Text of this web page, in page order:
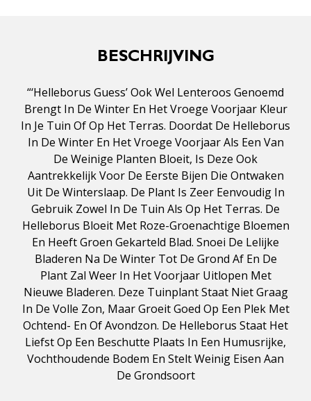
BESCHRIJVING
“‘Helleborus Guess’ Ook Wel Lenteroos Genoemd
Brengt In De Winter En Het Vroege Voorjaar Kleur
In Je Tuin Of Op Het Terras. Doordat De Helleborus
In De Winter En Het Vroege Voorjaar Als Een Van
De Weinige Planten Bloeit, Is Deze Ook
Aantrekkelijk Voor De Eerste Bijen Die Ontwaken
Uit De Winterslaap. De Plant Is Zeer Eenvoudig In
Gebruik Zowel In De Tuin Als Op Het Terras. De
Helleborus Bloeit Met Roze-Groenachtige Bloemen
En Heeft Groen Gekarteld Blad. Snoei De Lelijke
Bladeren Na De Winter Tot De Grond Af En De
Plant Zal Weer In Het Voorjaar Uitlopen Met
Nieuwe Bladeren. Deze Tuinplant Staat Niet Graag
In De Volle Zon, Maar Groeit Goed Op Een Plek Met
Ochtend- En Of Avondzon. De Helleborus Staat Het
Liefst Op Een Beschutte Plaats In Een Humusrijke,
Vochthoudende Bodem En Stelt Weinig Eisen Aan
De Grondsoort